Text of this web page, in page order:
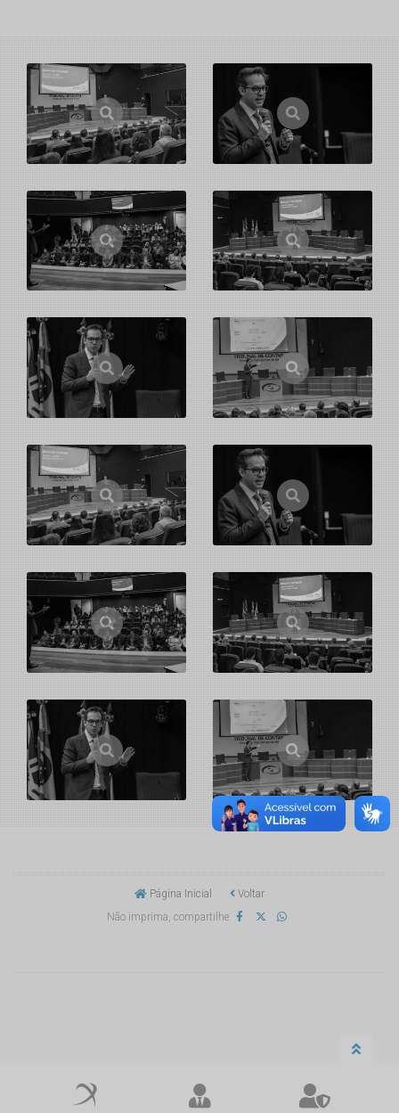
Página Inicial
Voltar
Não imprima, compartilhe